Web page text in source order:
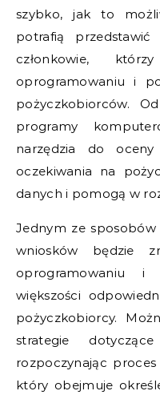
szybko, jak to
potrafią
członkowie,
oprogramowaniu i
pożyczkobiorców.
programy
narzędzia do
oczekiwania na
danych i pomogą w
Jednym ze sposobów
wniosków będzie
oprogramowaniu i
większości
pożyczkobiorcy.
strategie
rozpoczynając
który obejmuje